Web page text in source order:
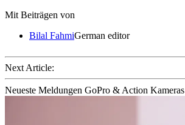
Mit Beiträgen von
Bilal FahmiGerman editor
Next Article:
Neueste Meldungen GoPro & Action Kameras